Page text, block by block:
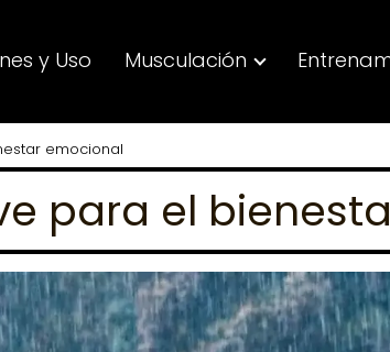
y Uso Musculación
emocional
para el